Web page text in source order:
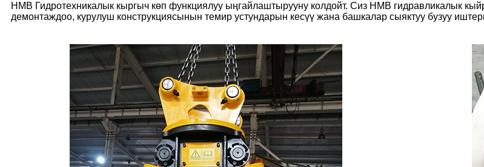
HMB Гидротехникалык кыргыч көп функциялуу ыңгайлаштырууну колдойт. Сиз HMB гидравликалык
демонтаждоо, курулуш конструкциясынын темир устундарын кесүү жана башкалар сыяктуу бузуу